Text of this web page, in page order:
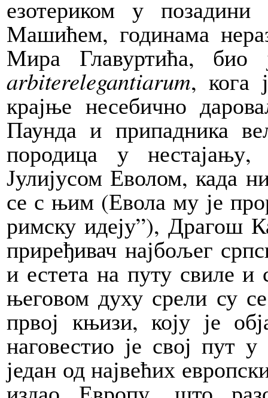
езотериком у
Машићем, годинама
Мира Главуртића, био
arbiterelegantiarum, кога
крајње несебично
Паунда и припадника
породица у
Јулијусом Еволом, када
се с њим (Евола му је
римску идеју”), Драгош
приређивач најбољег
и естета на путу свиле
његовом духу срели су
првој књизи, коју је
наговестио је свој пут
један од највећих